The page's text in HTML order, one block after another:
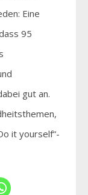
Eine
95
gut an.
it yourself“-